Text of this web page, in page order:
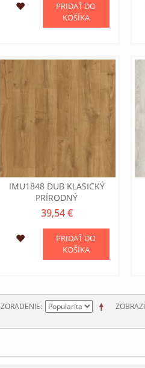
PRIDAŤ DO
KOŠÍKA
IMU1848 DUB KLASICKÝ
PRÍRODNÝ
39,54 €
PRIDAŤ DO
KOŠÍKA
ZORADENIE